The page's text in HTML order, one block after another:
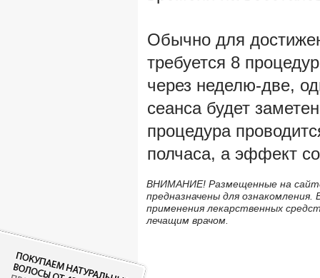
Обычно для
требуется 8
через неделю-две,
сеанса будет
процедура
полчаса, а эффект
ВНИМАНИЕ! Размещенные на
предназначены для ознакомления.
применения лекарственных
лечащим врачом.